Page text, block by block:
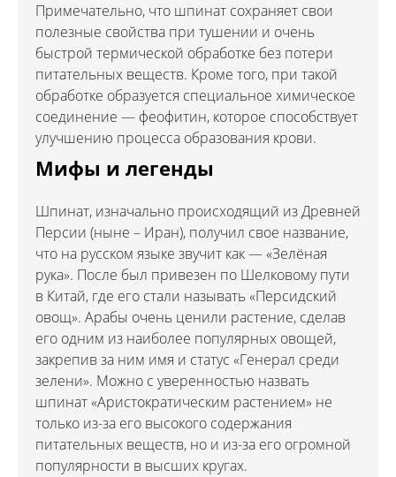
Примечательно, что шпинат сохраняет свои
полезные свойства при тушении и очень
быстрой термической обработке без потери
питательных веществ. Кроме того, при такой
обработке образуется специальное химическое
соединение — феофитин, которое способствует
улучшению процесса образования крови.
Мифы и легенды
Шпинат, изначально происходящий из Древней
Персии (ныне – Иран), получил свое название,
что на русском языке звучит как — «Зелёная
рука». После был привезен по Шелковому пути
в Китай, где его стали называть «Персидский
овощ». Арабы очень ценили растение, сделав
его одним из наиболее популярных овощей,
закрепив за ним имя и статус «Генерал среди
зелени». Можно с уверенностью назвать
шпинат «Аристократическим растением» не
только из-за его высокого содержания
питательных веществ, но и из-за его огромной
популярности в высших кругах.